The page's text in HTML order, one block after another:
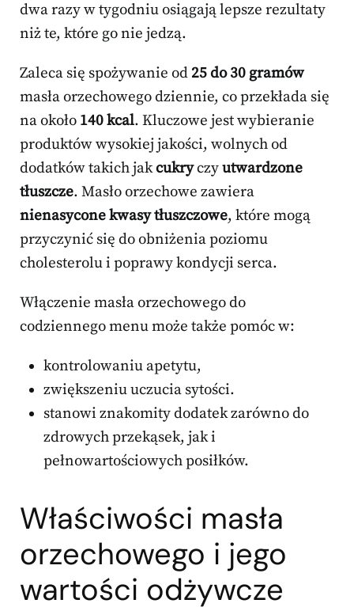
dwa razy w tygodniu osiągają lepsze rezultaty
niż te, które go nie jedzą.
Zaleca się spożywanie od 25 do 30 gramów
masła orzechowego dziennie, co przekłada się
na około 140 kcal. Kluczowe jest wybieranie
produktów wysokiej jakości, wolnych od
dodatków takich jakcukryczyutwardzone
tłuszcze. Masło orzechowe zawiera
nienasycone kwasy tłuszczowe, które mogą
przyczynić się do obniżenia poziomu
cholesterolu i poprawy kondycji serca.
Włączenie masła orzechowego do
codziennego menu może także pomóc w:
kontrolowaniu apetytu,
zwiększeniu uczucia sytości.
stanowi znakomity dodatek zarówno do
zdrowych przekąsek, jak i
pełnowartościowych posiłków.
Właściwości masła
orzechowego i jego
wartości odżywcze